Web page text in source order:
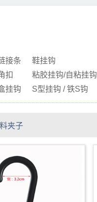
接条 鞋挂钩
扣
粘胶挂钩/自粘挂钩
挂钩
S型挂钩 / 铁S钩
夹子